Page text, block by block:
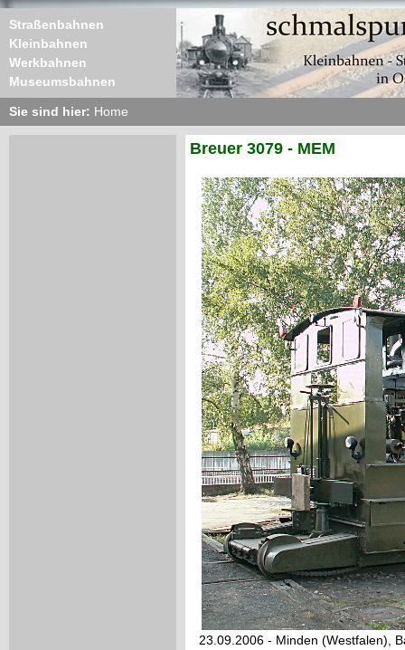
Straßenbahnen
Kleinbahnen
Werkbahnen
Museumsbahnen
Sie sind hier: Home
Breuer 3079 - MEM
23.09.2006 - Minden (Westfalen),